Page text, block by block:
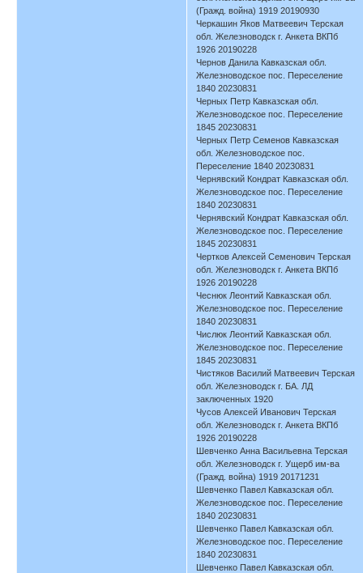
(Гражд. война) 1919 20190930
Черкашин Яков Матвеевич Терская
обл. Железноводск г. Анкета ВКПб
1926 20190228
Чернов Данила Кавказская обл.
Железноводское пос. Переселение
1840 20230831
Черных Петр Кавказская обл.
Железноводское пос. Переселение
1845 20230831
Черных Петр Семенов Кавказская
обл. Железноводское пос.
Переселение 1840 20230831
Чернявский Кондрат Кавказская обл.
Железноводское пос. Переселение
1840 20230831
Чернявский Кондрат Кавказская обл.
Железноводское пос. Переселение
1845 20230831
Чертков Алексей Семенович Терская
обл. Железноводск г. Анкета ВКПб
1926 20190228
Чеснюк Леонтий Кавказская обл.
Железноводское пос. Переселение
1840 20230831
Числюк Леонтий Кавказская обл.
Железноводское пос. Переселение
1845 20230831
Чистяков Василий Матвеевич Терская
обл. Железноводск г. БА. ЛД
заключенных 1920
Чусов Алексей Иванович Терская
обл. Железноводск г. Анкета ВКПб
1926 20190228
Шевченко Анна Васильевна Терская
обл. Железноводск г. Ущерб им-ва
(Гражд. война) 1919 20171231
Шевченко Павел Кавказская обл.
Железноводское пос. Переселение
1840 20230831
Шевченко Павел Кавказская обл.
Железноводское пос. Переселение
1840 20230831
Шевченко Павел Кавказская обл.